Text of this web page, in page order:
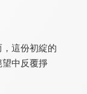
這份初綻的
中反覆掙